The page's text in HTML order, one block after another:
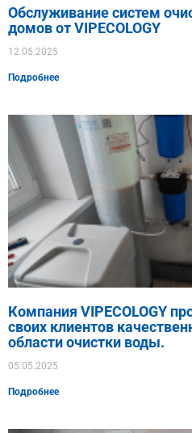
Обслуживание систем
домов от VIPECOLOGY
12.05.2025
Подробнее
Компания VIPECOLOGY
своих клиентов
области очистки воды.
05.05.2025
Подробнее